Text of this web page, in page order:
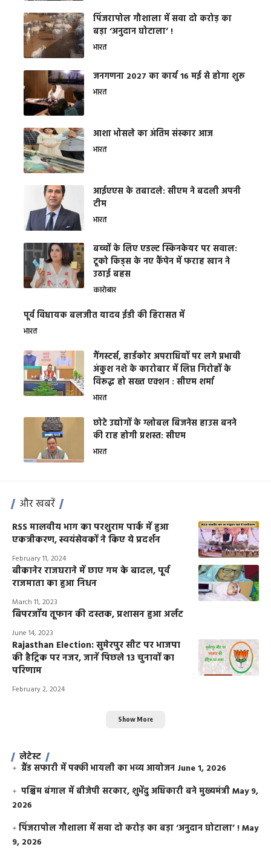
​पिंजरापोल गौशाला में सवा दो करोड़ का
बड़ा ‘अनुदान घोटाला’ !
भारत
जनगणना 2027 का कार्य 16 मई से होगा शुरू
भारत
आशा भोसले का अंतिम संस्कार आज
भारत
आईएएस के तबादले: सीएम ने बदली अपनी
टीम
भारत
बच्चों के लिए एडल्ट स्किनकेयर पर सवाल:
टूको किड्स के नए कैंपेन में फराह खान ने
उठाई बहस
कारोबार
पूर्व विधायक बलजीत यादव ईडी की हिरासत में
भारत
गैंगस्टर्स, हार्डकोर अपराधियों पर लगे प्रभावी
अंकुश नशे के कारोबार में लिप्त गिरोहों के
विरूद्ध हो सख्त एक्शन : सीएम शर्मा
भारत
छोटे उद्योगों के ग्लोबल बिजनेस हाउस बनने
की राह होगी प्रशस्त: सीएम
भारत
और खबरें
RSS मालवीय भाग का परशुराम पार्क में हुआ
एकत्रीकरण, स्वयंसेवकों ने किए ये प्रदर्शन
February 11, 2024
बीकानेर राजघराने में छाए गम के बादल, पूर्व
राजमाता का हुआ निधन
March 11, 2023
बिपरजॉय तूफान की दस्तक, प्रशासन हुआ अर्लट
June 14, 2023
Rajasthan Election: सुमेरपुर सीट पर भाजपा
की हैट्रिक पर नजर, जानें पिछले 13 चुनावों का
परिणाम
February 2, 2024
Show More
लेटेस्ट
ग्रैंड सफारी में पक्की भायली का भव्य आयोजन June 1, 2026
पश्चिम बंगाल में बीजेपी सरकार, शुभेंदु अधिकारी बने मुख्यमंत्रीMay 9,
2026
​पिंजरापोल गौशाला में सवा दो करोड़ का बड़ा ‘अनुदान घोटाला’ !May
9, 2026